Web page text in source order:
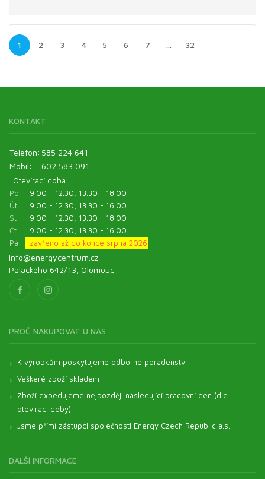
1 2 3 4 5 6 7 … 32
KONTAKT
Telefon: 585 224 641
Mobil:
602 583 091
Otevírací doba:
Po
9.00 - 12.30, 13.30 - 18.00
Út
9.00 - 12.30, 13.30 - 16.00
St
9.00 - 12.30, 13.30 - 18.00
Čt
9.00 - 12.30, 13.30 - 16.00
Pá
zavřeno až do konce srpna 2026
info@energycentrum.cz
Palackého 642/13, Olomouc
PROČ NAKUPOVAT U NÁS
K výrobkům poskytujeme odborné poradenství
Veškeré zboží skladem
Zboží expedujeme nejpozději následující pracovní den (dle
otevírací doby)
Jsme přímí zástupci společnosti Energy Czech Republic a.s.
DALŠÍ INFORMACE